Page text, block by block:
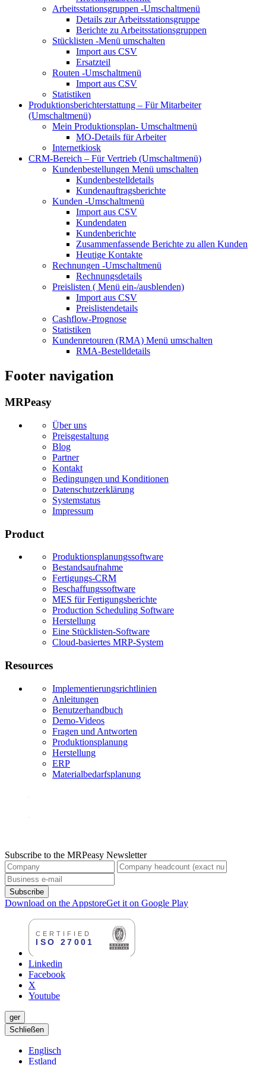
Arbeitsstationsgruppen -Umschaltmenü
Details zur Arbeitsstationsgruppe
Berichte zu Arbeitsstationsgruppen
Stücklisten -Menü umschalten
Import aus CSV
Ersatzteil
Routen -Umschaltmenü
Import aus CSV
Statistiken
Produktionsberichterstattung – Für Mitarbeiter
(Umschaltmenü)
Mein Produktionsplan- Umschaltmenü
MO-Details für Arbeiter
Internetkiosk
CRM-Bereich – Für Vertrieb (Umschaltmenü)
Kundenbestellungen Menü umschalten
Kundenbestelldetails
Kundenauftragsberichte
Kunden -Umschaltmenü
Import aus CSV
Kundendaten
Kundenberichte
Zusammenfassende Berichte zu allen Kunden
Heutige Kontakte
Rechnungen -Umschaltmenü
Rechnungsdetails
Preislisten ( Menü ein-/ausblenden)
Import aus CSV
Preislistendetails
Cashflow-Prognose
Statistiken
Kundenretouren (RMA) Menü umschalten
RMA-Bestelldetails
Footer navigation
MRPeasy
Über uns
Preisgestaltung
Blog
Partner
Kontakt
Bedingungen und Konditionen
Datenschutzerklärung
Systemstatus
Impressum
Product
Produktionsplanungssoftware
Bestandsaufnahme
Fertigungs-CRM
Beschaffungssoftware
MES für Fertigungsberichte
Production Scheduling Software
Herstellung
Eine Stücklisten-Software
Cloud-basiertes MRP-System
Resources
Implementierungsrichtlinien
Anleitungen
Benutzerhandbuch
Demo-Videos
Fragen und Antworten
Produktionsplanung
Herstellung
ERP
Materialbedarfsplanung
Subscribe to the MRPeasy Newsletter
Subscribe
Download on the AppstoreGet it on Google Play
Linkedin
Facebook
X
Youtube
ger
Schließen
Englisch
Estland